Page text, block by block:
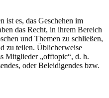
ist es, das Geschehen im
das Recht, in ihrem Bereich
und Themen zu schließen,
zu teilen. Üblicherweise
Mitglieder „offtopic“, d. h.
oder Beleidigendes bzw.